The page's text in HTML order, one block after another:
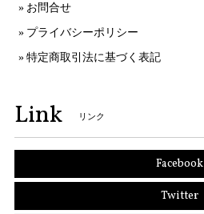
お問合せ
プライバシーポリシー
特定商取引法に基づく表記
Link リンク
Facebook
Twitter